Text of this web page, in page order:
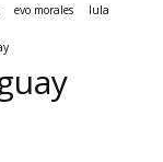
evo morales lula